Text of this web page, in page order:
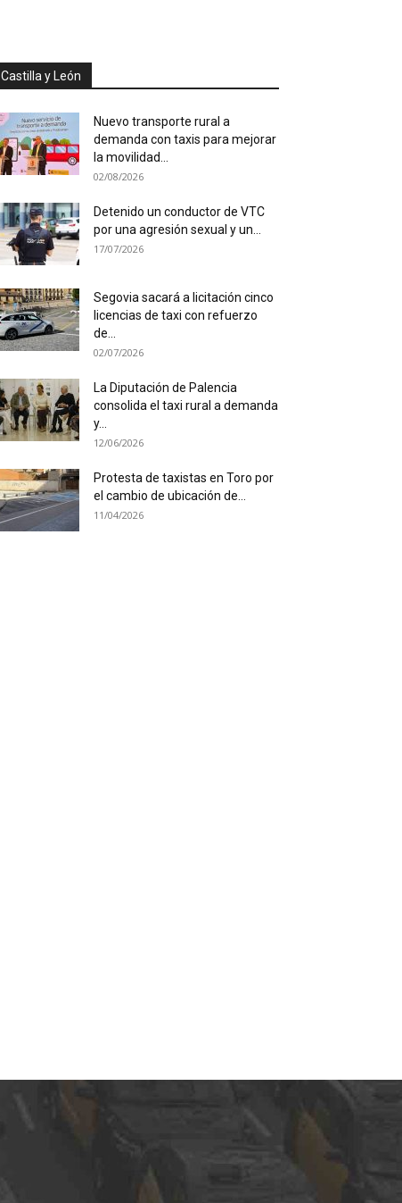
Castilla y León
Nuevo transporte rural a
demanda con taxis para mejorar
la movilidad...
02/08/2026
Detenido un conductor de VTC
por una agresión sexual y un...
17/07/2026
Segovia sacará a licitación cinco
licencias de taxi con refuerzo
de...
02/07/2026
La Diputación de Palencia
consolida el taxi rural a demanda
y...
12/06/2026
Protesta de taxistas en Toro por
el cambio de ubicación de...
11/04/2026